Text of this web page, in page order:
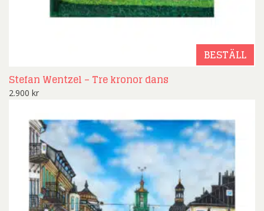
BESTÄLL
Stefan Wentzel – Tre kronor dans
2.900 kr